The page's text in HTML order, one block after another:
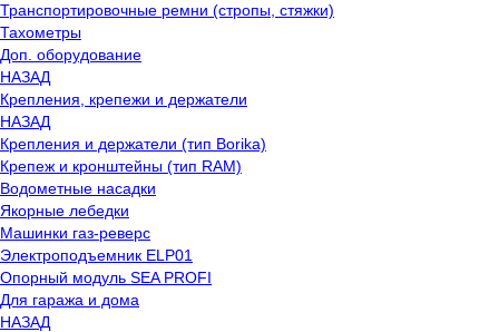
Транспортировочные ремни (стропы, стяжки)
Тахометры
Доп. оборудование
НАЗАД
Крепления, крепежи и держатели
НАЗАД
Крепления и держатели (тип Borika)
Крепеж и кронштейны (тип RAM)
Водометные насадки
Якорные лебедки
Машинки газ-реверс
Электроподъемник ELP01
Опорный модуль SEA PROFI
Для гаража и дома
НАЗАД